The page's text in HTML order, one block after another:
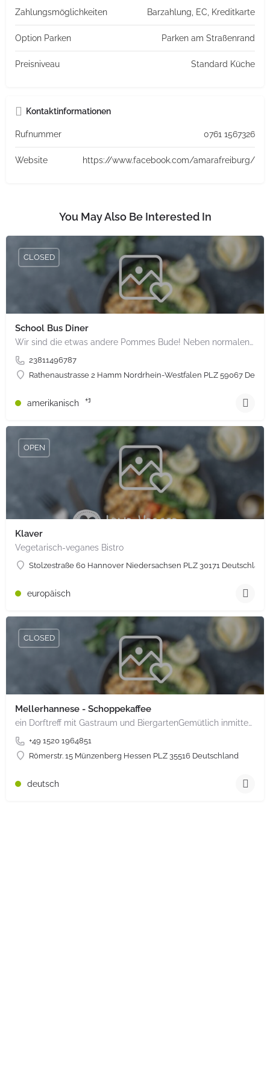
Zahlungsmöglichkeiten Barzahlung, EC, Kreditkarte
Option Parken Parken am Straßenrand
Preisniveau Standard Küche
Kontaktinformationen
Rufnummer 0761 1567326
Website https://www.facebook.com/amarafreiburg/
You May Also Be Interested In
School Bus Diner
Wir sind die etwas andere Pommes Bude! Neben normalen Speisen haben wir auch veganes und vegetarisches
23811496787
Rathenaustrasse 2 Hamm Nordrhein-Westfalen PLZ 59067
CLOSED
amerikanisch +1
Klaver
Vegetarisch-veganes Bistro
Stolzestraße 60 Hannover Niedersachsen PLZ 30171 Deutschland
OPEN
europäisch
Mellerhannese - Schoppekaffee
ein Dorftreff mit Gastraum und BiergartenGemütlich inmitten unserem idyllischen Trais Münzenberg, entlang…
+49 1520 1964851
Römerstr. 15 Münzenberg Hessen PLZ 35516 Deutschland
CLOSED
deutsch